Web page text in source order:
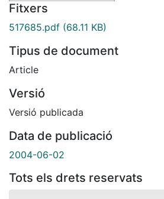
Fitxers
517685.pdf (68.11 KB)
Tipus de document
Article
Versió
Versió publicada
Data de publicació
2004-06-02
Tots els drets reservats